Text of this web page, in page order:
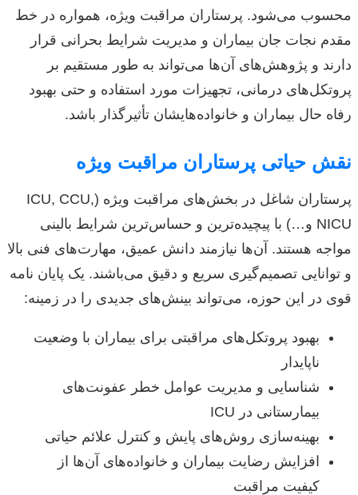
محسوب می‌شود. پرستاران مراقبت ویژه، همواره در خط
مقدم نجات جان بیماران و مدیریت شرایط بحرانی قرار
دارند و پژوهش‌های آن‌ها می‌تواند به طور مستقیم بر
پروتکل‌های درمانی، تجهیزات مورد استفاده و حتی بهبود
رفاه حال بیماران و خانواده‌هایشان تأثیرگذار باشد.
نقش حیاتی پرستاران مراقبت ویژه
پرستاران شاغل در بخش‌های مراقبت ویژه (ICU, CCU,
NICU و…) با پیچیده‌ترین و حساس‌ترین شرایط بالینی
مواجه هستند. آن‌ها نیازمند دانش عمیق، مهارت‌های فنی بالا
و توانایی تصمیم‌گیری سریع و دقیق می‌باشند. یک پایان نامه
قوی در این حوزه، می‌تواند بینش‌های جدیدی را در زمینه:
بهبود پروتکل‌های مراقبتی برای بیماران با وضعیت
ناپایدار
شناسایی و مدیریت عوامل خطر عفونت‌های
بیمارستانی در ICU
بهینه‌سازی روش‌های پایش و کنترل علائم حیاتی
افزایش رضایت بیماران و خانواده‌های آن‌ها از
کیفیت مراقبت